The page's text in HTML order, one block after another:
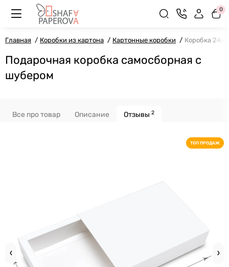
0
Главная Коробки из картона Картонные коробки Коробка
Подарочная коробка самосборная с
шубером
Все про товар Описание Отзывы 2
ТОП ПРОДАЖ